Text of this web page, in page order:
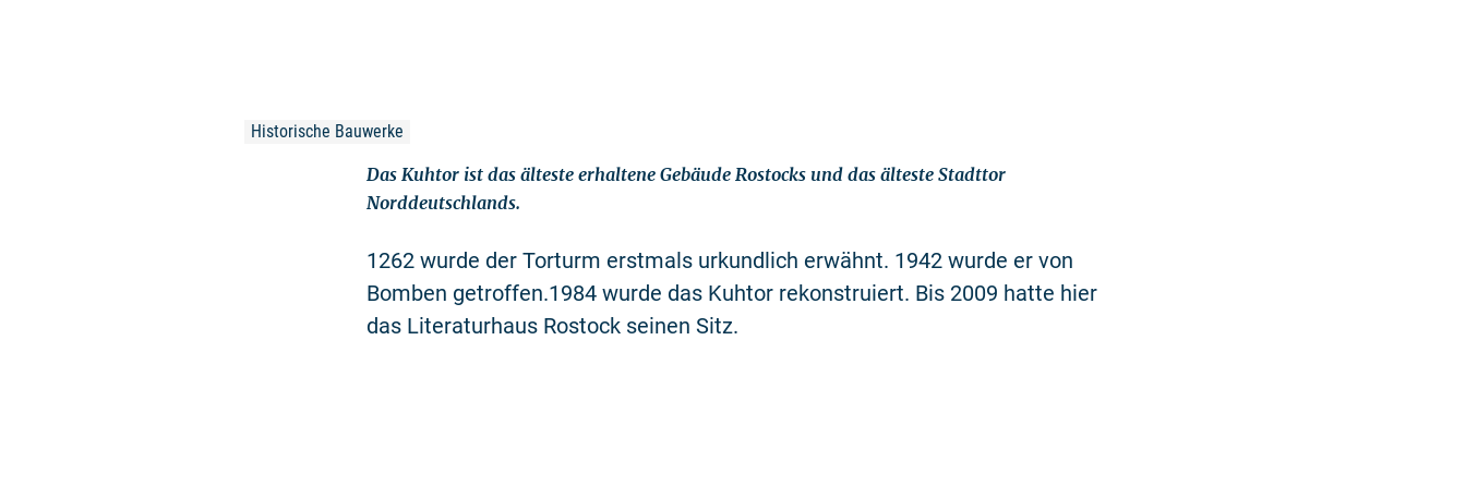
Historische Bauwerke
Das Kuhtor ist das älteste erhaltene Gebäude Rostocks und das älteste Stadttor
Norddeutschlands.
1262 wurde der Torturm erstmals urkundlich erwähnt. 1942 wurde er von
Bomben getroffen.1984 wurde das Kuhtor rekonstruiert. Bis 2009 hatte hier
das Literaturhaus Rostock seinen Sitz.